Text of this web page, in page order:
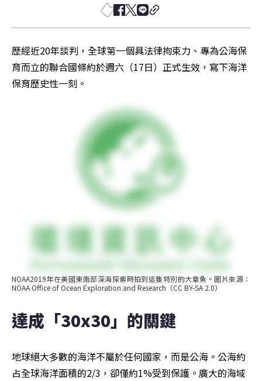
歷經近20年談判，全球第一個具法律拘束力、專為公海保
育而立的聯合國條約於週六（17日）正式生效，寫下海洋
保育歷史性一刻。
NOAA2019年在美國東南部深海探索時拍到這隻特別的大章魚。圖片來源：
NOAA Office of Ocean Exploration and Research（CC BY-SA 2.0）
達成「30x30」的關鍵
地球絕大多數的海洋不屬於任何國家，而是公海。公海約
占全球海洋面積的2/3，卻僅約1%受到保護。廣大的海域